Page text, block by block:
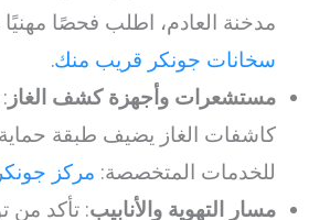
مدخنة العادم، اطلب فحصًا مهنيًا
سخانات جونكر قريب منك.
مستشعرات وأجهزة كشف الغاز
كاشفات الغاز يضيف طبقة
للخدمات المتخصصة: مركز
مسار التهوية والأنابيب: تأكد من